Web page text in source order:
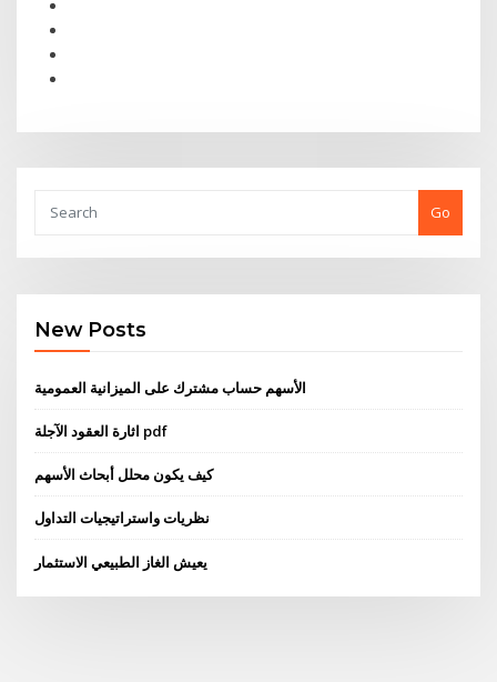
Go
New Posts
الأسهم حساب مشترك على الميزانية العمومية
اثارة العقود الآجلة pdf
كيف يكون محلل أبحاث الأسهم
نظريات واستراتيجيات التداول
يعيش الغاز الطبيعي الاستثمار